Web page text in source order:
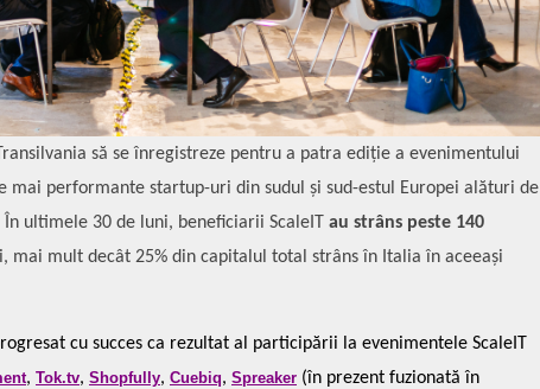
să se înregistreze pentru a patra ediție a evenimentului
mai performante startup-uri din sudul și sud-estul Europei alături de
ultimele 30 de luni, beneficiarii ScaleIT au strâns peste 140
mai mult decât 25% din capitalul total strâns în Italia în aceeași
cu succes ca rezultat al participării la evenimentele ScaleIT
, Tok.tv, Shopfully, Cuebiq, Spreaker (în prezent fuzionată în